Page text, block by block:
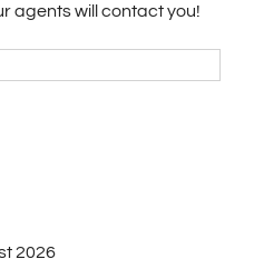
agents will contact you!
2026